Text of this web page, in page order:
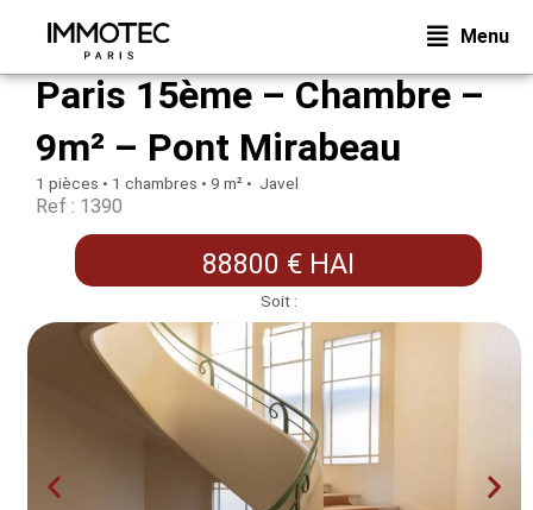
Menu
Paris 15ème – Chambre –
9m² – Pont Mirabeau
1 pièces • 1 chambres • 9 m² • Javel
Ref : 1390
88800 € HAI
Soit :